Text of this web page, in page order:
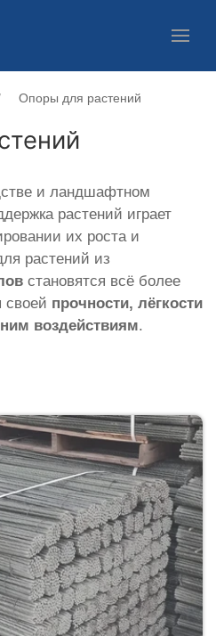
Опоры для растений
и ландшафтном
растений играет
их роста и
растений из
становятся всё более
своей прочности, лёгкости
воздействиям.